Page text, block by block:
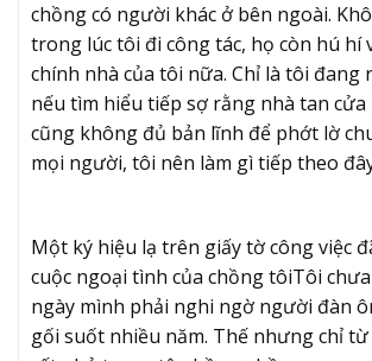
chồng có người khác ở bên ngoài.
trong lúc tôi đi công tác, họ còn hú hí
chính nhà của tôi nữa. Chỉ là tôi đang
nếu tìm hiểu tiếp sợ rằng nhà tan
cũng không đủ bản lĩnh để phớt lờ
mọi người, tôi nên làm gì tiếp theo
Một ký hiệu lạ trên giấy tờ công việc
cuộc ngoại tình của chồng tôiTôi
ngày mình phải nghi ngờ người đàn
gối suốt nhiều năm. Thế nhưng chỉ